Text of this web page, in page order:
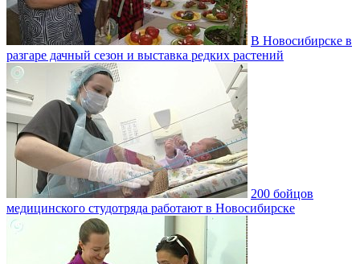
В Новосибирске в
разгаре дачный сезон и выставка редких растений
200 бойцов
медицинского студотряда работают в Новосибирске